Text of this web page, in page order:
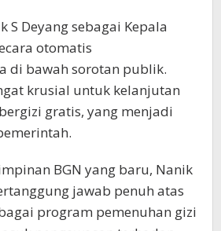
S Deyang sebagai Kepala
otomatis
di bawah sorotan publik.
krusial untuk kelanjutan
gratis, yang menjadi
BGN yang baru, Nanik
jawab penuh atas
program pemenuhan gizi